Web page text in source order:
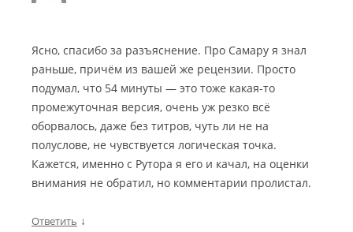
Ясно, спасибо за разъяснение. Про Самару я знал
раньше, причём из вашей же рецензии. Просто
подумал, что 54 минуты — это тоже какая-то
промежуточная версия, очень уж резко всё
оборвалось, даже без титров, чуть ли не на
полуслове, не чувствуется логическая точка.
Кажется, именно с Рутора я его и качал, на оценки
внимания не обратил, но комментарии пролистал.
Ответить ↓